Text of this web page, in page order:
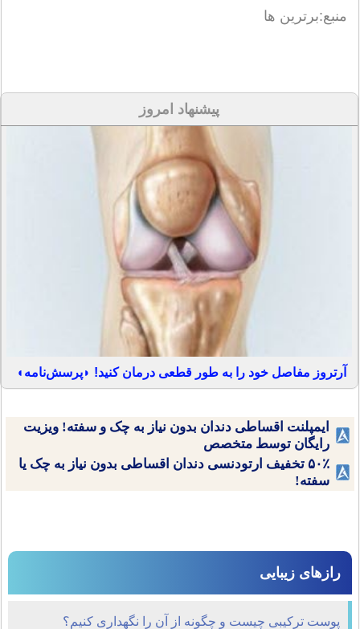
منبع:برترین ها
پیشنهاد امروز
آرتروز مفاصل خود را به طور قطعی درمان کنید! ◗پرسش‌نامه◖
ایمپلنت اقساطی دندان بدون نیاز به چک و سفته! ویزیت
رایگان توسط متخصص
۵۰٪ تخفیف ارتودنسی دندان اقساطی بدون نیاز به چک یا
سفته!
رازهای زیبایی
پوست ترکیبی چیست و چگونه از آن را نگهداری کنیم؟